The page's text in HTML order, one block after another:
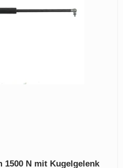
1500 N mit Kugelgelenk